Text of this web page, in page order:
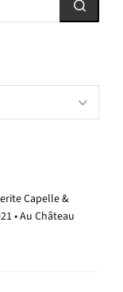
Capelle &
• Au Château